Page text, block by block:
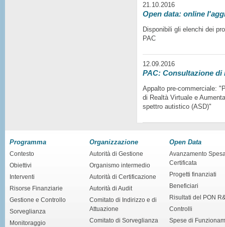
21.10.2016
Open data: online
Disponibili gli elenchi dei
PAC
12.09.2016
PAC: Consultazione di
Appalto pre-commerciale:
di Realtà Virtuale e
spettro autistico (ASD)"
Programma
Contesto
Obiettivi
Interventi
Risorse Finanziarie
Gestione e Controllo
Sorveglianza
Monitoraggio
Organizzazione
Autorità di Gestione
Organismo intermedio
Autorità di Certificazione
Autorità di Audit
Comitato di Indirizzo e di
Attuazione
Comitato di Sorveglianza
Open Data
Avanzamento
Certificata
Progetti finanziati
Beneficiari
Risultati del PON
Controlli
Spese di